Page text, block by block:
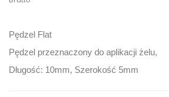
Pędzel Flat
Pędzel przeznaczony do aplikacji żelu,
Długość: 10mm, Szerokość 5mm